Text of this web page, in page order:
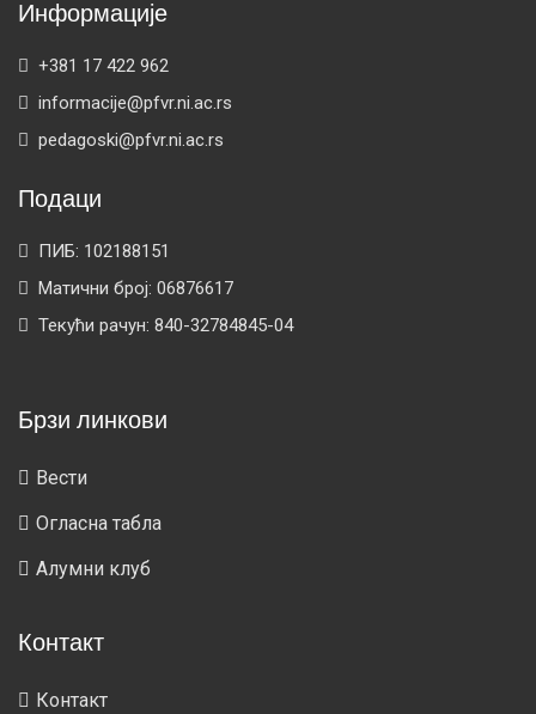
Информације
+381 17 422 962
informacije@pfvr.ni.ac.rs
pedagoski@pfvr.ni.ac.rs
Подаци
ПИБ: 102188151
Матични број: 06876617
Текући рачун: 840-32784845-04
Брзи линкови
Вести
Огласна табла
Алумни клуб
Контакт
Контакт